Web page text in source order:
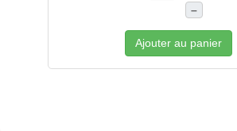
–
Ajouter au panier